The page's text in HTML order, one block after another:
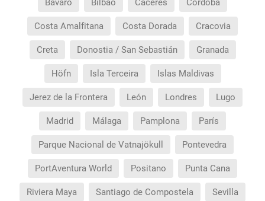
Costa Amalfitana Costa Dorada Cracovia
Creta Donostia / San Sebastián Granada
Höfn Isla Terceira Islas Maldivas
Jerez de la Frontera León Londres Lugo
Madrid Málaga Pamplona París
Parque Nacional de Vatnajökull Pontevedra
PortAventura World Positano Punta Cana
Riviera Maya Santiago de Compostela Sevilla